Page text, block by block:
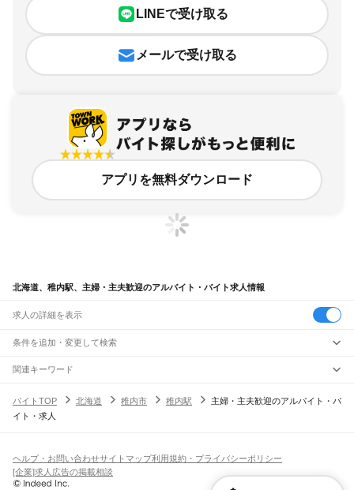
LINEで受け取る
メールで受け取る
アプリを無料ダウンロード
北海道、稚内駅、主婦・主夫歓迎のアルバイト・バイト求人情報
求人の詳細を表示
条件を追加・変更して検索
市区町村を追加・変更
北海道すべて
札幌市
苫小牧市稚内市美唄市芦別市江別市赤平市紋別市士別市名寄市三笠市
千歳市滝川市砂川市 登別市恵庭市伊達市北広島市
駅を追加・変更
落部駅野田生駅山越駅八雲駅山崎駅黒岩駅国縫駅中ノ沢駅長万部駅
JR函館本線(長万部～小樽)
職種を追加・変更
飲食・フードサービスすべて
ホールスタッフキッチンスタッフ
パン屋（ベーカリー）
バー（BAR）・バーテンダー
人気
日払いOK高校生歓迎 髪型・髪色自由
雇用形態を追加・変更
関連キーワード
バイトTOP
北海道 稚内市 稚内駅
主婦・主夫歓迎のアルバイト・バ
イト・求人
ヘルプ・お問い合わせサイトマップ利用規約・プライバシーポリシー
[企業]求人広告の掲載相談